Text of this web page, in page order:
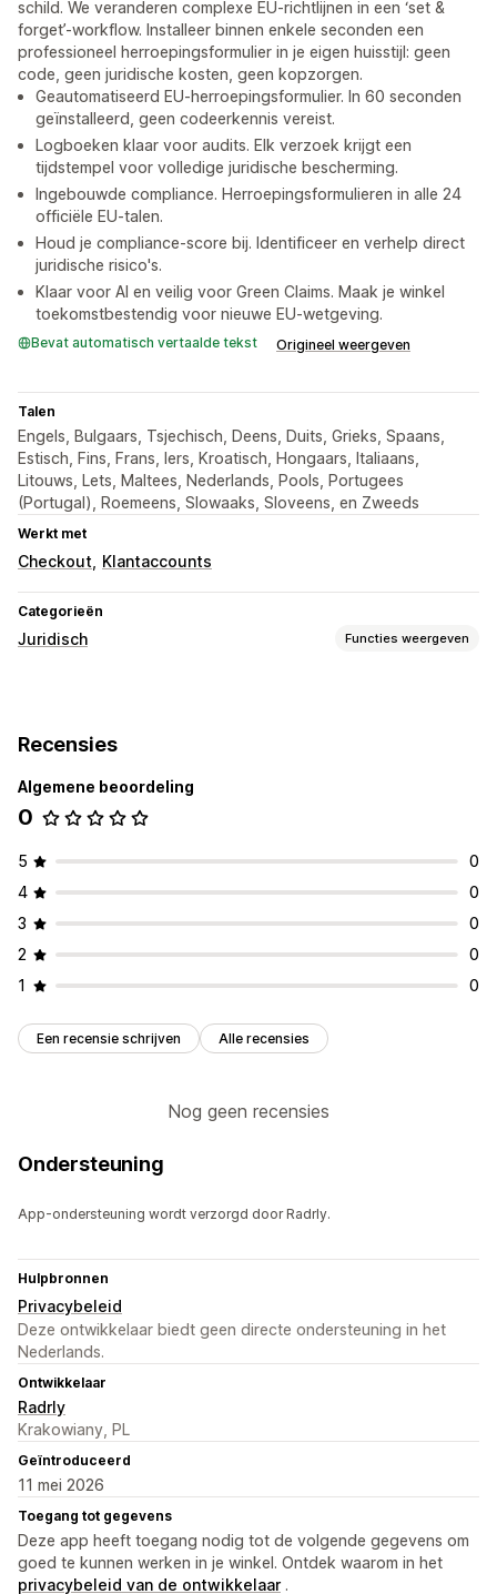
schild. We veranderen complexe EU-richtlijnen in een ‘set &
forget’-workflow. Installeer binnen enkele seconden een
professioneel herroepingsformulier in je eigen huisstijl: geen
code, geen juridische kosten, geen kopzorgen.
Geautomatiseerd EU-herroepingsformulier. In 60 seconden
geïnstalleerd, geen codeerkennis vereist.
Logboeken klaar voor audits. Elk verzoek krijgt een
tijdstempel voor volledige juridische bescherming.
Ingebouwde compliance. Herroepingsformulieren in alle 24
officiële EU-talen.
Houd je compliance-score bij. Identificeer en verhelp direct
juridische risico's.
Klaar voor AI en veilig voor Green Claims. Maak je winkel
toekomstbestendig voor nieuwe EU-wetgeving.
Bevat automatisch vertaalde tekst Origineel weergeven
Talen
Engels, Bulgaars, Tsjechisch, Deens, Duits, Grieks, Spaans,
Estisch, Fins, Frans, Iers, Kroatisch, Hongaars, Italiaans,
Litouws, Lets, Maltees, Nederlands, Pools, Portugees
(Portugal), Roemeens, Slowaaks, Sloveens, en Zweeds
Werkt met
Checkout Klantaccounts
Categorieën
Juridisch Functies weergeven
Algemene voorwaarden
Nalevingsrapporten
Aanpassing
Recensies
Algemene beoordeling
0
5
0
4
0
3
0
2
0
1
0
Een recensie schrijven Alle recensies
Nog geen recensies
Ondersteuning
App-ondersteuning wordt verzorgd door Radrly.
Hulpbronnen
Privacybeleid
Deze ontwikkelaar biedt geen directe ondersteuning in het
Nederlands.
Ontwikkelaar
Radrly
Krakowiany, PL
Geïntroduceerd
11 mei 2026
Toegang tot gegevens
Deze app heeft toegang nodig tot de volgende gegevens om
goed te kunnen werken in je winkel. Ontdek waarom in het
privacybeleid van de ontwikkelaar .